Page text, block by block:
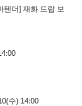
텐더] 재화 드랍 보
수) 14:00